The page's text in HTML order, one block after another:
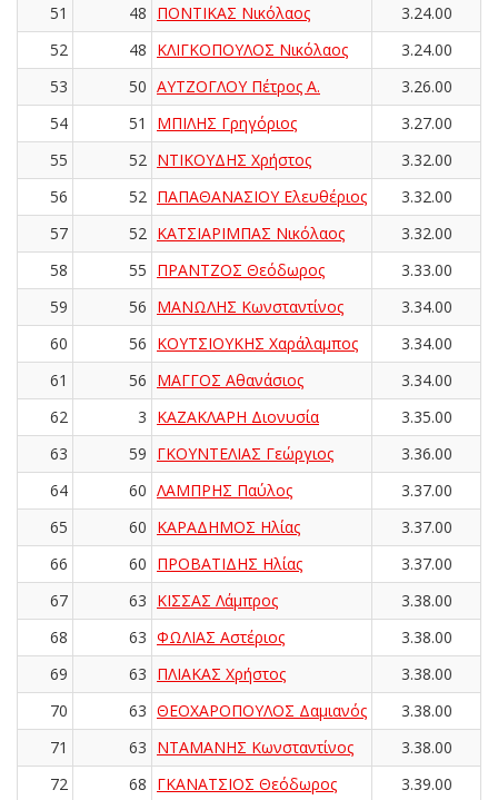
51 48 ΠΟΝΤΙΚΑΣ Νικόλαος
3.24.00
52
48 ΚΛΙΓΚΟΠΟΥΛΟΣ Νικόλαος
3.24.00
53
50 ΑΥΤΖΟΓΛΟΥ Πέτρος Α.
3.26.00
54
51 ΜΠΙΛΗΣ Γρηγόριος
3.27.00
55
52 ΝΤΙΚΟΥΔΗΣ Χρήστος
3.32.00
56
52 ΠΑΠΑΘΑΝΑΣΙΟΥ Ελευθέριος
3.32.00
57
52 ΚΑΤΣΙΑΡΙΜΠΑΣ Νικόλαος
3.32.00
58
55 ΠΡΑΝΤΖΟΣ Θεόδωρος
3.33.00
59
56 ΜΑΝΩΛΗΣ Κωνσταντίνος
3.34.00
60
56 ΚΟΥΤΣΙΟΥΚΗΣ Χαράλαμπος
3.34.00
61
56 ΜΑΓΓΟΣ Αθανάσιος
3.34.00
62
3 ΚΑΖΑΚΛΑΡΗ Διονυσία
3.35.00
63
59 ΓΚΟΥΝΤΕΛΙΑΣ Γεώργιος
3.36.00
64
60 ΛΑΜΠΡΗΣ Παύλος
3.37.00
65
60 ΚΑΡΑΔΗΜΟΣ Ηλίας
3.37.00
66
60 ΠΡΟΒΑΤΙΔΗΣ Ηλίας
3.37.00
67
63 ΚΙΣΣΑΣ Λάμπρος
3.38.00
68
63 ΦΩΛΙΑΣ Αστέριος
3.38.00
69
63 ΠΛΙΑΚΑΣ Χρήστος
3.38.00
70
63 ΘΕΟΧΑΡΟΠΟΥΛΟΣ Δαμιανός
3.38.00
71
63 ΝΤΑΜΑΝΗΣ Κωνσταντίνος
3.38.00
72
68 ΓΚΑΝΑΤΣΙΟΣ Θεόδωρος 3.39.00